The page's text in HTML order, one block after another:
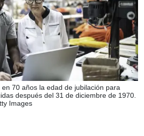
70 años la edad de jubilación para
después del 31 de diciembre de 1970.
Images